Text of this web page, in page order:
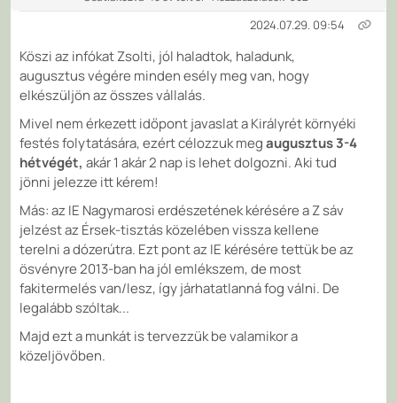
2024.07.29. 09:54
Köszi az infókat Zsolti, jól haladtok, haladunk,
augusztus végére minden esély meg van, hogy
elkészüljön az összes vállalás.
Mivel nem érkezett időpont javaslat a Királyrét környéki
festés folytatására, ezért célozzuk megaugusztus 3-4
hétvégét, akár 1 akár 2 nap is lehet dolgozni. Aki tud
jönni jelezze itt kérem!
Más: az IE Nagymarosi erdészetének kérésére a Z sáv
jelzést az Érsek-tisztás közelében vissza kellene
terelni a dózerútra. Ezt pont az IE kérésére tettük be az
ösvényre 2013-ban ha jól emlékszem, de most
fakitermelés van/lesz, így járhatatlanná fog válni. De
legalább szóltak...
Majd ezt a munkát is tervezzük be valamikor a
közeljövőben.